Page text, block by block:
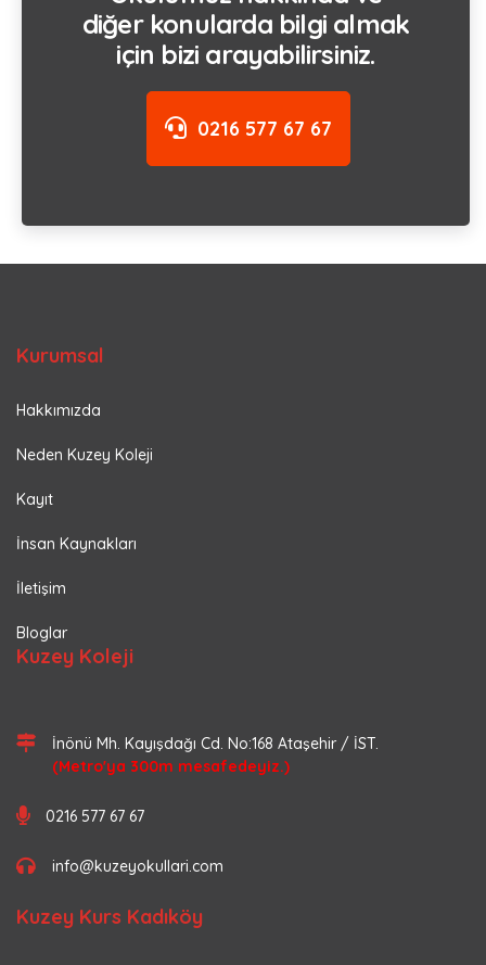
diğer konularda bilgi almak
için bizi arayabilirsiniz.
0216 577 67 67
Kurumsal
Hakkımızda
Neden Kuzey Koleji
Kayıt
İnsan Kaynakları
İletişim
Bloglar
Kuzey Koleji
İnönü Mh. Kayışdağı Cd. No:168 Ataşehir / İST.
(Metro'ya 300m mesafedeyiz.)
0216 577 67 67
info@kuzeyokullari.com
Kuzey Kurs Kadıköy